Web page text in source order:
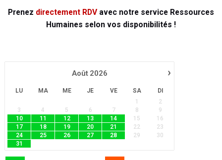
Prenez directement RDVavec notre service Ressources
Humaines selon vos disponibilités !
›
Août 2026
LU MA ME JE VE SA
DI
1
2
3
4 5 6 7 8
9
10
11 12 13 14 15
16
17
18 19 20 21 22
23
24
25 26 27 28 29
30
31